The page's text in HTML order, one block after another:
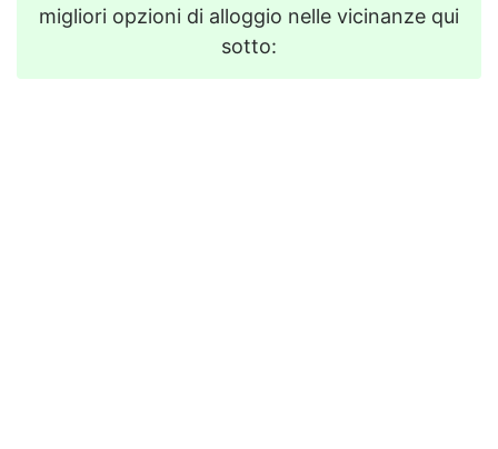
migliori opzioni di alloggio nelle vicinanze qui
sotto: